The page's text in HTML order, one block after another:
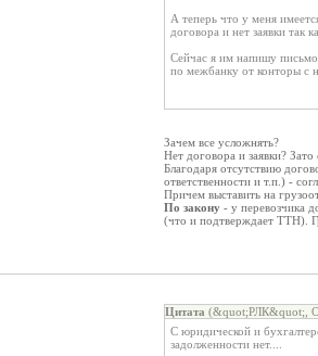
А теперь что у меня
договора и нет заявки так
Сейчас я им напишу
по межбанку от конторы с
Зачем все усложнять?
Нет договора и заявки?
Благодаря отсутствию
ответственности и т.п.) -
Причем выставить на
По закону - у перевозчика
(что и подтверждает ТТН).
Цитата (&quot;РЛК&quot;,
С юридической и
задолженности нет....